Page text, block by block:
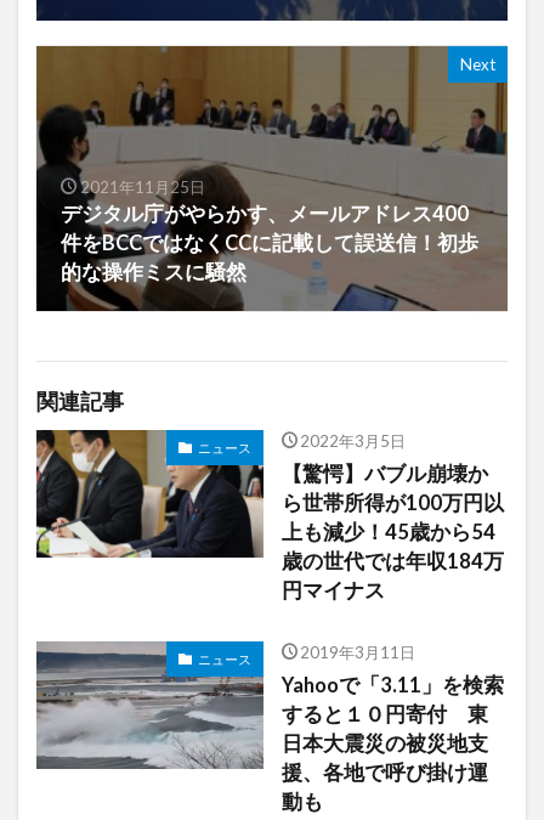
Next
2021年11月25日
デジタル庁がやらかす、メールアドレス400
件をBCCではなくCCに記載して誤送信！初歩
的な操作ミスに騒然
関連記事
ニュース 2022年3月5日
【驚愕】バブル崩壊か
ら世帯所得が100万円以
上も減少！45歳から54
歳の世代では年収184万
円マイナス
ニュース 2019年3月11日
Yahooで「3.11」を検索
すると１０円寄付 東
日本大震災の被災地支
援、各地で呼び掛け運
動も